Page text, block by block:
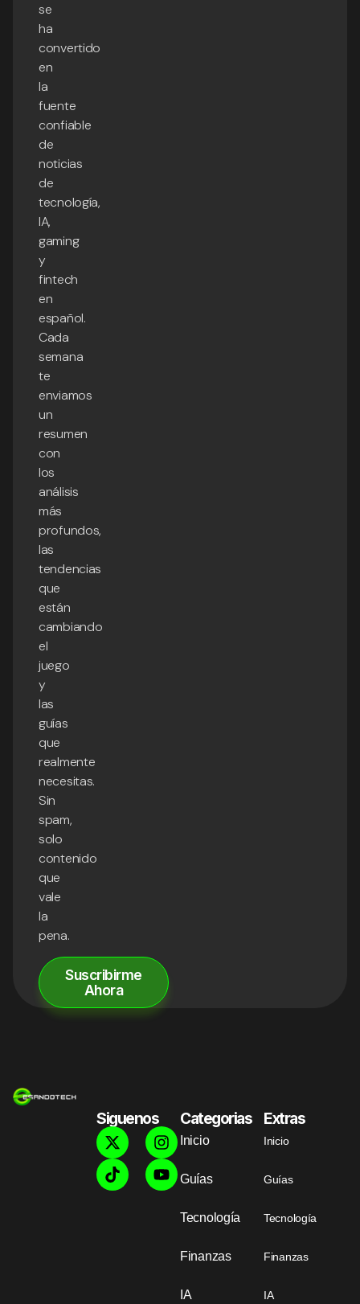
se
ha
convertido
en
la
fuente
confiable
de
noticias
de
tecnología,
IA,
gaming
y
fintech
en
español.
Cada
semana
te
enviamos
un
resumen
con
los
análisis
más
profundos,
las
tendencias
que
están
cambiando
el
juego
y
las
guías
que
realmente
necesitas.
Sin
spam,
solo
contenido
que
vale
la
pena.
Suscribirme
Ahora
Siguenos Categorias
Inicio
Guías
Tecnología
Finanzas
IA
Extras
Inicio
Guías
Tecnología
Finanzas
IA